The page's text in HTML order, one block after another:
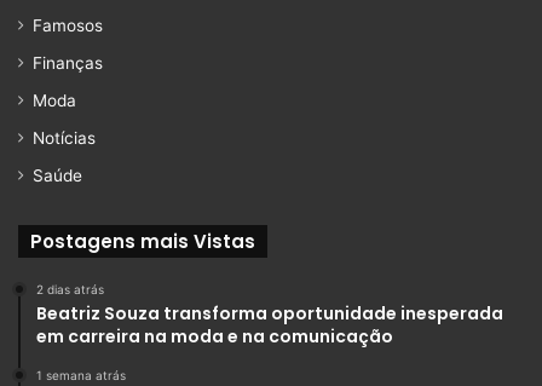
Famosos
Finanças
Moda
Notícias
Saúde
Postagens mais Vistas
2 dias atrás
Beatriz Souza transforma oportunidade inesperada
em carreira na moda e na comunicação
1 semana atrás